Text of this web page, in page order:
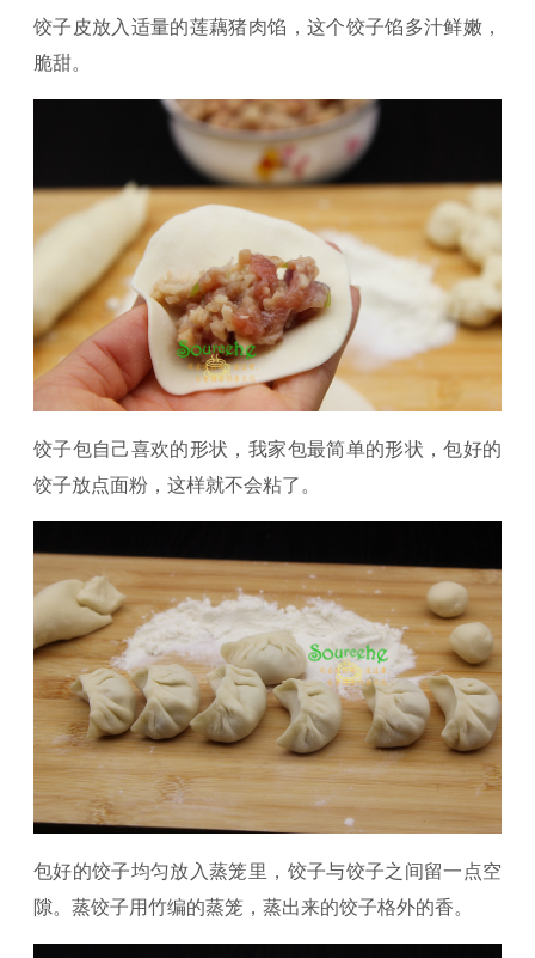
饺子皮放入适量的莲藕猪肉馅，这个饺子馅多汁鲜嫩，
脆甜。
饺子包自己喜欢的形状，我家包最简单的形状，包好的
饺子放点面粉，这样就不会粘了。
包好的饺子均匀放入蒸笼里，饺子与饺子之间留一点空
隙。蒸饺子用竹编的蒸笼，蒸出来的饺子格外的香。